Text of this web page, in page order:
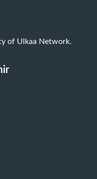
of Ulkaa Network.